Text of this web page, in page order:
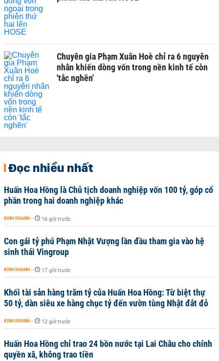
Chuyên gia Phạm Xuân Hoè chỉ ra 6 nguyên
nhân khiến dòng vốn trong nền kinh tế còn
'tắc nghẽn'
Đọc nhiều nhất
Huấn Hoa Hồng là Chủ tịch doanh nghiệp vốn 100 tỷ, góp cổ
phần trong hai doanh nghiệp khác
KINH DOANH - 16 giờ trước
Con gái tỷ phú Phạm Nhật Vượng lần đầu tham gia vào hệ
sinh thái Vingroup
KINH DOANH - 17 giờ trước
Khối tài sản hàng trăm tỷ của Huấn Hoa Hồng: Từ biệt thự
50 tỷ, dàn siêu xe hàng chục tỷ đến vườn tùng Nhật đắt đỏ
KINH DOANH - 12 giờ trước
Huấn Hoa Hồng chỉ trao 24 bồn nước tại Lai Châu cho chính
quyền xã, không trao tiền